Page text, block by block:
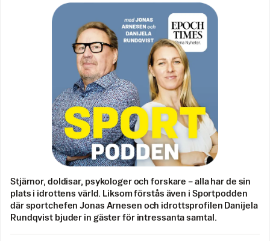
Stjärnor, doldisar, psykologer och forskare – alla har de sin
plats i idrottens värld. Liksom förstås även i Sportpodden
där sportchefen Jonas Arnesen och idrottsprofilen Danijela
Rundqvist bjuder in gäster för intressanta samtal.